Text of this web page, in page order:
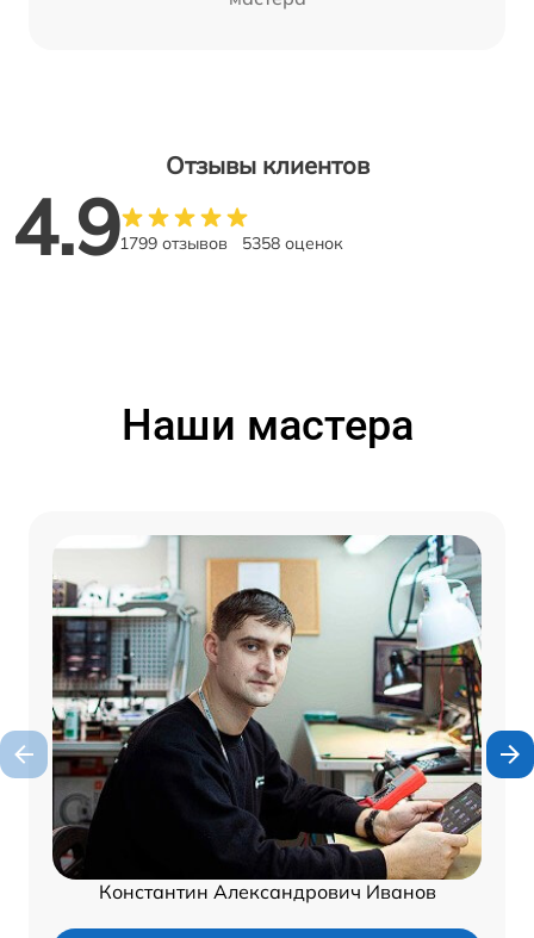
Отзывы клиентов
4.91799 отзывов 5358 оценок
Наши мастера
Константин Александрович Иванов